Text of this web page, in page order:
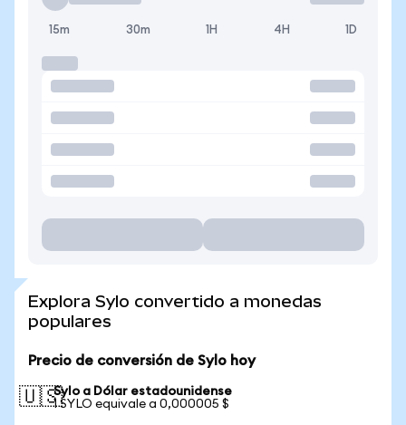
15m 30m 1H 4H 1D
Explora Sylo convertido a monedas
populares
Precio de conversión de Sylo hoy
🇺🇸Sylo a Dólar estadounidense
1 SYLO equivale a 0,000005 $